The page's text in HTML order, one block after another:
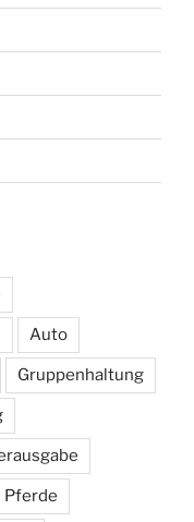
Auto
Gruppenhaltung
Pferde